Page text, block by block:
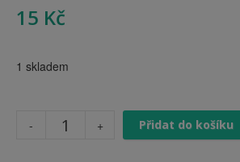
15 Kč
1 skladem
Přidat do košíku